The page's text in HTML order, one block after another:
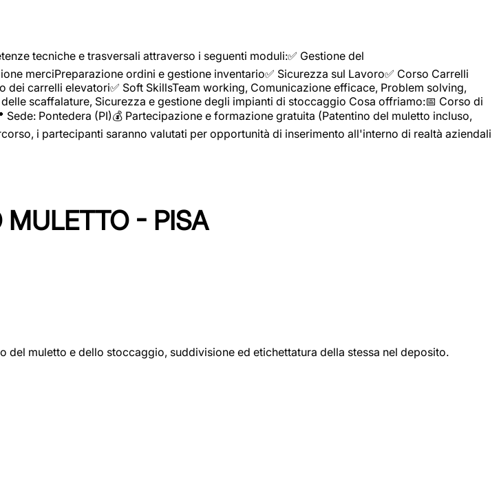
tecniche e trasversali attraverso i seguenti moduli:✅ Gestione del
merciPreparazione ordini e gestione inventario✅ Sicurezza sul Lavoro✅ Corso Carrelli
carrelli elevatori✅ Soft SkillsTeam working, Comunicazione efficace, Problem solving,
scaffalature, Sicurezza e gestione degli impianti di stoccaggio Cosa offriamo:📅 Corso di
Pontedera (PI)💰 Partecipazione e formazione gratuita (Patentino del muletto incluso,
i partecipanti saranno valutati per opportunità di inserimento all'interno di realtà aziendali
- PISA
muletto e dello stoccaggio, suddivisione ed etichettatura della stessa nel deposito.